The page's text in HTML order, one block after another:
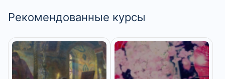
Рекомендованные курсы